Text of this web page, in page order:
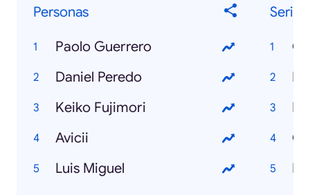
Personas
Paolo Guerrero
Daniel Peredo
Keiko Fujimori
Avicii
Luis Miguel